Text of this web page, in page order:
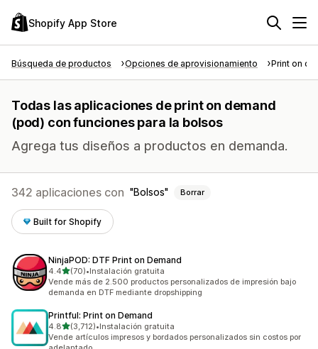
Shopify App Store
Búsqueda de productos Opciones de aprovisionamiento Print on
Todas las aplicaciones de print on demand
(pod) con funciones para la bolsos
Agrega tus diseños a productos en demanda.
342 aplicaciones con Bolsos Borrar
Built for Shopify
NinjaPOD: DTF Print on Demand
4.4de 5 estrellas
(70)
70 reseñas en total
•Instalación gratuita
Vende más de 2.500 productos personalizados de impresión bajo
demanda en DTF mediante dropshipping
Printful: Print on Demand
4.8de 5 estrellas
(3,712)
3712 reseñas en total
•Instalación gratuita
Vende artículos impresos y bordados personalizados sin costos por